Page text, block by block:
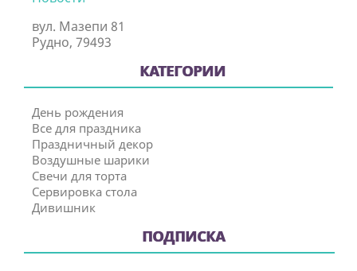
вул. Мазепи 81
Рудно, 79493
КАТЕГОРИИ
День рождения
Все для праздника
Праздничный декор
Воздушные шарики
Свечи для торта
Сервировка стола
Дивишник
ПОДПИСКА